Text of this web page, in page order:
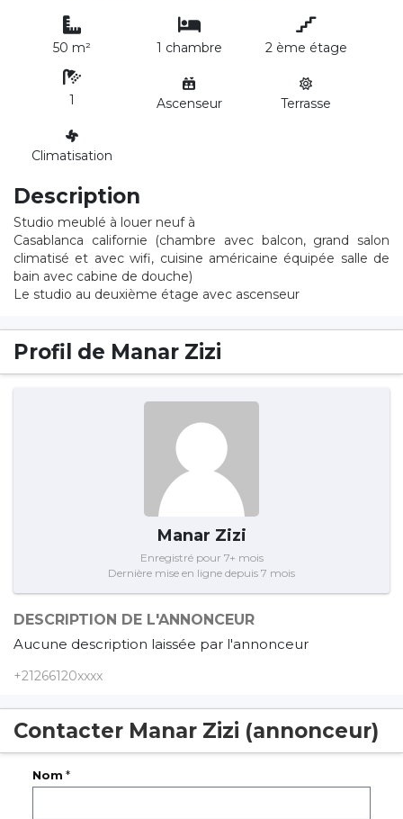
50 m² 1 chambre 2 ème étage
1 Ascenseur Terrasse
Climatisation
Description
Studio meublé à louer neuf à
Casablanca californie (chambre avec balcon, grand salon
climatisé et avec wifi, cuisine américaine équipée salle de
bain avec cabine de douche)
Le studio au deuxième étage avec ascenseur
Profil de Manar Zizi
Manar Zizi
Enregistré pour 7+ mois
Dernière mise en ligne depuis 7 mois
DESCRIPTION DE L'ANNONCEUR
Aucune description laissée par l'annonceur
+21266120xxxx
Contacter Manar Zizi (annonceur)
Nom *